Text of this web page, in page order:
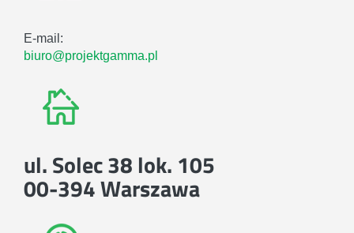
E-mail:
biuro@projektgamma.pl
ul. Solec 38 lok. 105
00-394 Warszawa